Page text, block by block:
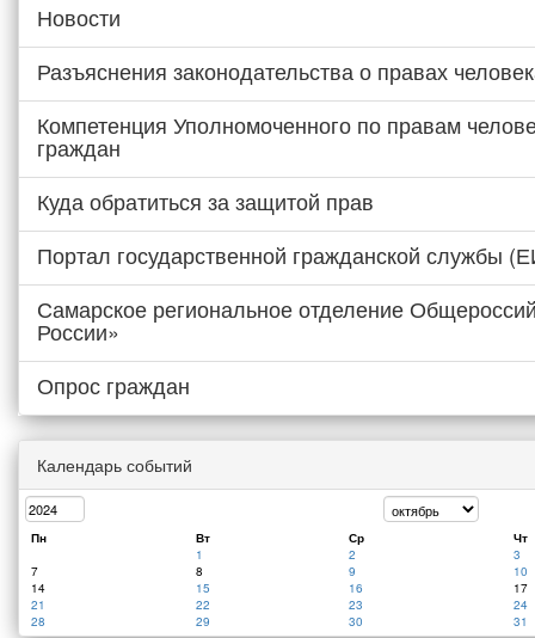
Новости
Разъяснения законодательства о правах
Компетенция Уполномоченного по правам
граждан
Куда обратиться за защитой прав
Портал государственной гражданской службы
Самарское региональное отделение
России»
Опрос граждан
Календарь событий
Пн Вт Ср
Чт
1
2
3
7
8 9
10
14
15 16
17
21
22 23
24
28
29 30 31